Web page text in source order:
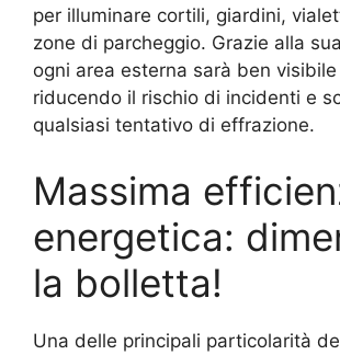
per illuminare cortili, giardini,
zone di parcheggio. Grazie alla
ogni area esterna sarà ben
riducendo il rischio di incidenti e
qualsiasi tentativo di effrazione.
Massima
energetica:
la bolletta!
Una delle principali particolarità